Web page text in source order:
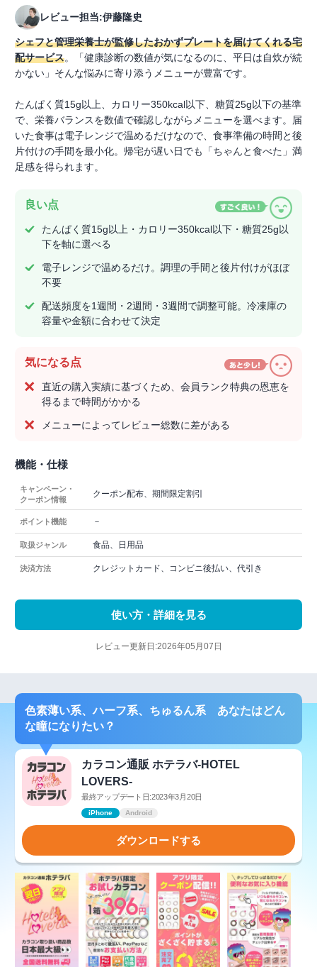
レビュー担当:伊藤隆史
シェフと管理栄養士が監修したおかずプレートを届けてくれる宅
配サービス。「健康診断の数値が気になるのに、平日は自炊が続
かない」そんな悩みに寄り添うメニューが豊富です。
たんぱく質15g以上、カロリー350kcal以下、糖質25g以下の基準
で、栄養バランスを数値で確認しながらメニューを選べます。届
いた食事は電子レンジで温めるだけなので、食事準備の時間と後
片付けの手間を最小化。帰宅が遅い日でも「ちゃんと食べた」満
足感を得られます。
良い点
たんぱく質15g以上・カロリー350kcal以下・糖質25g以
下を軸に選べる
電子レンジで温めるだけ。調理の手間と後片付けがほぼ
不要
配送頻度を1週間・2週間・3週間で調整可能。冷凍庫の
容量や金額に合わせて決定
気になる点
直近の購入実績に基づくため、会員ランク特典の恩恵を
得るまで時間がかかる
メニューによってレビュー総数に差がある
機能・仕様
キャンペーン・
クーポン情報
クーポン配布、期間限定割引
ポイント機能 －
取扱ジャンル 食品、日用品
決済方法 クレジットカード、コンビニ後払い、代引き
使い方・詳細を見る
レビュー更新日:2026年05月07日
色素薄い系、ハーフ系、ちゅるん系 あなたはどん
な瞳になりたい？
カラコン通販 ホテラバ-HOTEL
LOVERS-
最終アップデート日:2023年3月20日
iPhone Android
ダウンロードする